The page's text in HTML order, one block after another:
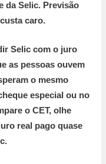
da Selic. Previsão
caro.
Selic com o juro
as pessoas ouvem
o mesmo
especial ou no
oCET, olhe
real pago quase